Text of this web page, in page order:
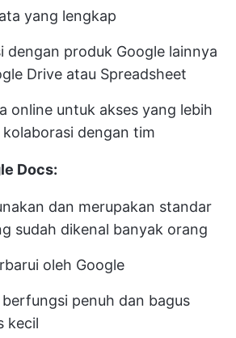
yang lengkap
dengan produk Google lainnya
Drive atau Spreadsheet
online untuk akses yang lebih
dengan tim
Docs:
dan merupakan standar
sudah dikenal banyak orang
oleh Google
penuh dan bagus
kecil